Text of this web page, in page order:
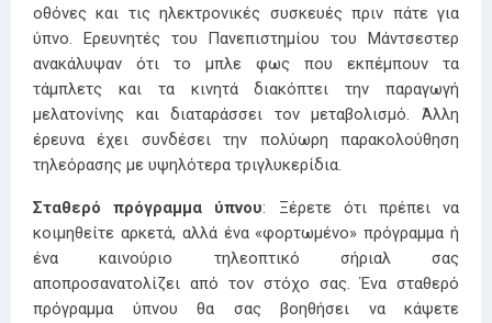
οθόνες και τις ηλεκτρονικές συσκευές πριν πάτε για
ύπνο. Ερευνητές του Πανεπιστημίου του Μάντσεστερ
ανακάλυψαν ότι το μπλε φως που εκπέμπουν τα
τάμπλετς και τα κινητά διακόπτει την παραγωγή
μελατονίνης και διαταράσσει τον μεταβολισμό. Άλλη
έρευνα έχει συνδέσει την πολύωρη παρακολούθηση
τηλεόρασης με υψηλότερα τριγλυκερίδια.
Σταθερό πρόγραμμα ύπνου: Ξέρετε ότι πρέπει να
κοιμηθείτε αρκετά, αλλά ένα «φορτωμένο» πρόγραμμα ή
ένα καινούριο τηλεοπτικό σήριαλ σας
αποπροσανατολίζει από τον στόχο σας. Ένα σταθερό
πρόγραμμα ύπνου θα σας βοηθήσει να κάψετε